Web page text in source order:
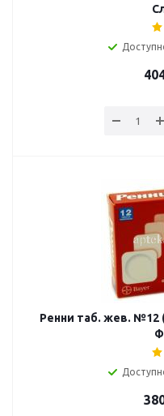
Ренни таб. жев. №12